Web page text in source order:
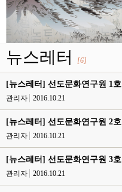
뉴스레터 [6]
[뉴스레터] 선도문화연구원 1호
관리자 2016.10.21
[뉴스레터] 선도문화연구원 2호
관리자 2016.10.21
[뉴스레터] 선도문화연구원 3호
관리자 2016.10.21